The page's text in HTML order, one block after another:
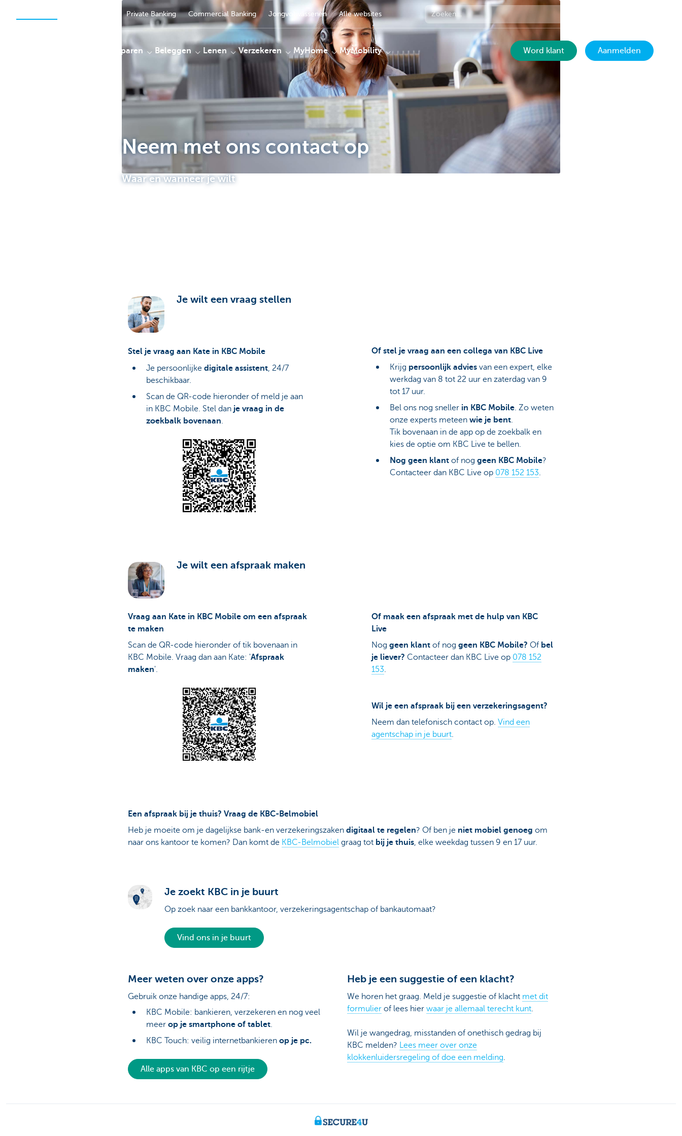
Private Banking Commercial Banking Jongvolwassenen Alle websites
Sparen Beleggen Lenen Verzekeren MyHome MyMobility Word klant Aanmelden
Neem met ons contact op
Waar en wanneer je wilt
Je wilt een vraag stellen
Stel je vraag aan Kate in KBC Mobile
Je persoonlijke digitale assistent, 24/7
beschikbaar.
Scan de QR-code hieronder of meld je aan
in KBC Mobile. Stel dan je vraag in de
zoekbalk bovenaan.
Of stel je vraag aan een collega van KBC Live
Krijg persoonlijk advies van een expert, elke
werkdag van 8 tot 22 uur en zaterdag van 9
tot 17 uur.
Bel ons nog sneller in KBC Mobile. Zo weten
onze experts meteen wie je bent.
Tik bovenaan in de app op de zoekbalk en
kies de optie om KBC Live te bellen.
Nog geen klant of nog geen KBC Mobile?
Contacteer dan KBC Live op 078 152 153.
Je wilt een afspraak maken
Vraag aan Kate in KBC Mobile om een afspraak
te maken
Scan de QR-code hieronder of tik bovenaan in
KBC Mobile. Vraag dan aan Kate: 'Afspraak
maken'.
Of maak een afspraak met de hulp van KBC
Live
Nog geen klant of nog geen KBC Mobile? Of bel
je liever? Contacteer dan KBC Live op 078 152
153.
Wil je een afspraak bij een verzekeringsagent?
Neem dan telefonisch contact op. Vind een
agentschap in je buurt.
Een afspraak bij je thuis? Vraag de KBC-Belmobiel
Heb je moeite om je dagelijkse bank-en verzekeringszaken digitaal te regelen? Of ben je niet mobiel genoeg om
naar ons kantoor te komen? Dan komt de KBC-Belmobiel graag tot bij je thuis, elke weekdag tussen 9 en 17 uur.
Je zoekt KBC in je buurt
Op zoek naar een bankkantoor, verzekeringsagentschap of bankautomaat?
Vind ons in je buurt
Meer weten over onze apps?
Gebruik onze handige apps, 24/7:
KBC Mobile: bankieren, verzekeren en nog veel
meer op je smartphone of tablet
KBC Touch: veilig internetbankieren op je pc.
Alle apps van KBC op een rijtje
Heb je een suggestie of een klacht?
We horen het graag. Meld je suggestie of klacht met dit
formulier of lees hier waar je allemaal terecht kunt.
Wil je wangedrag, misstanden of onethisch gedrag bij
KBC melden? Lees meer over onze
klokkenluidersregeling of doe een melding.